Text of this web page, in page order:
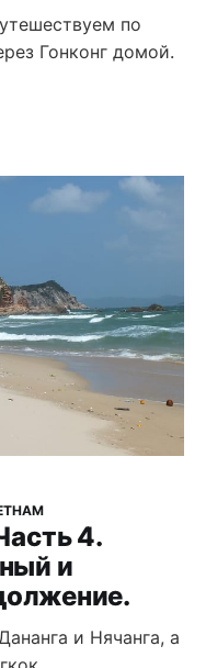
по
Гонконг домой.
4.
и
и Нячанга, а